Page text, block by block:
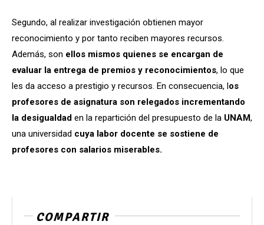
Segundo, al realizar investigación obtienen mayor
reconocimiento y por tanto reciben mayores recursos.
Además, son ellos mismos quienes se encargan de
evaluar la entrega de premios y reconocimientos, lo que
les da acceso a prestigio y recursos. En consecuencia, los
profesores de asignatura son relegados incrementando
la desigualdad en la repartición del presupuesto de la UNAM,
una universidad cuya labor docente se sostiene de
profesores con salarios miserables.
COMPARTIR